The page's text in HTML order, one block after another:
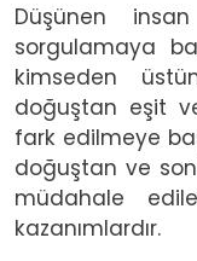
Düşünen
sorgulamaya
kimseden
doğuştan eşit
fark edilmeye
doğuştan ve
müdahale
kazanımlardır.